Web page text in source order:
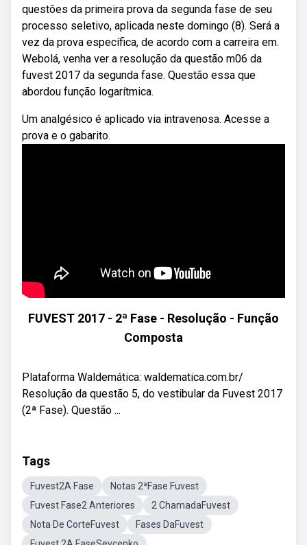
questões da primeira prova da segunda fase de seu
processo seletivo, aplicada neste domingo (8). Será a
vez da prova específica, de acordo com a carreira em.
Webolá, venha ver a resolução da questão m06 da
fuvest 2017 da segunda fase. Questão essa que
abordou função logarítmica.
Um analgésico é aplicado via intravenosa. Acesse a
prova e o gabarito.
FUVEST 2017 - 2ª Fase - Resolução - Função
Composta
Plataforma Waldemática: waldematica.com.br/
Resolução da questão 5, do vestibular da Fuvest 2017
(2ª Fase). Questão ...
Tags
Fuvest2A Fase
Notas 2ªFase Fuvest
Fuvest Fase2 Anteriores
2 ChamadaFuvest
Nota De CorteFuvest
Fases DaFuvest